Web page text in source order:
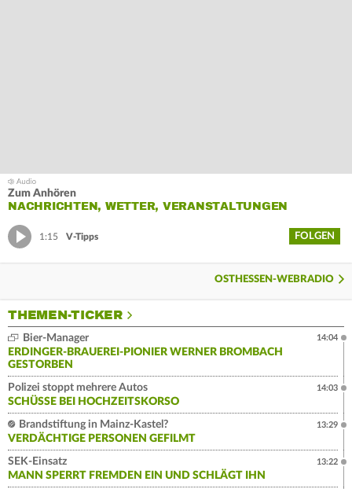
Zum Anhören
NACHRICHTEN, WETTER, VERANSTALTUNGEN
1:15 V-Tipps FOLGEN
OSTHESSEN-WEBRADIO
THEMEN-TICKER
Bier-Manager
ERDINGER-BRAUEREI-PIONIER WERNER BROMBACH
GESTORBEN
14:04
Polizei stoppt mehrere Autos
SCHÜSSE BEI HOCHZEITSKORSO
14:03
Brandstiftung in Mainz-Kastel?
VERDÄCHTIGE PERSONEN GEFILMT
13:29
SEK-Einsatz
MANN SPERRT FREMDEN EIN UND SCHLÄGT IHN
13:22